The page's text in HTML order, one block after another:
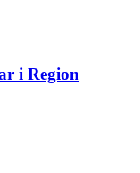
i Region